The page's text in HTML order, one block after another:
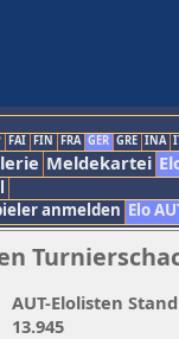
FAI FIN FRA GER GRE INA
Meldekartei
anmelden Elo
AUT-Elolisten
13.945